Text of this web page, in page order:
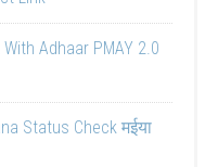
Adhaar PMAY 2.0
Status Check मईया